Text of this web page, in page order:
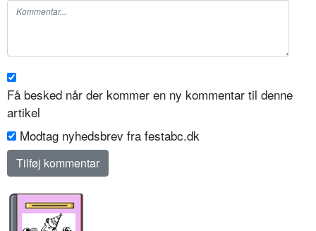
Få besked når der kommer en ny kommentar til denne
artikel
Modtag nyhedsbrev fra festabc.dk